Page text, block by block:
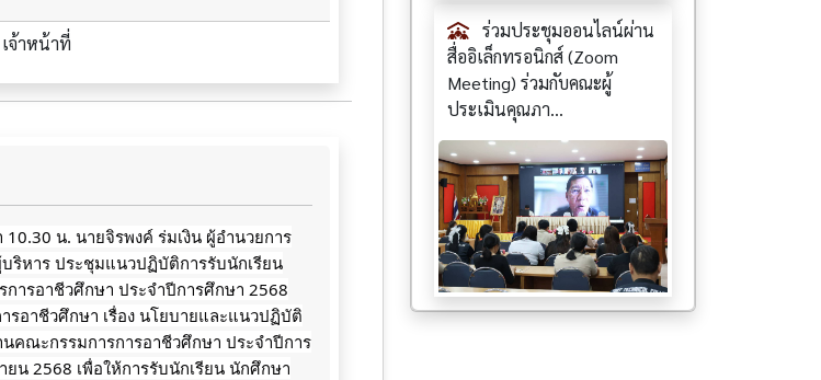
จ้าหน้าที่
น. นายจิรพงค์ ร่มเงิน ผู้อำนวยการ
หาร ประชุมแนวปฏิบัติการรับนักเรียน
ารอาชีวศึกษา ประจำปีการศึกษา 2568
อาชีวศึกษา เรื่อง นโยบายและแนวปฏิบัติ
คณะกรรมการการอาชีวศึกษา ประจำปีการ
น 2568 เพื่อให้การรับนักเรียน นักศึกษา
ร่วมประชุมออนไลน์ผ่าน
สื่ออิเล็กทรอนิกส์ (Zoom
Meeting) ร่วมกับคณะผู้
ประเมินคุณภา...